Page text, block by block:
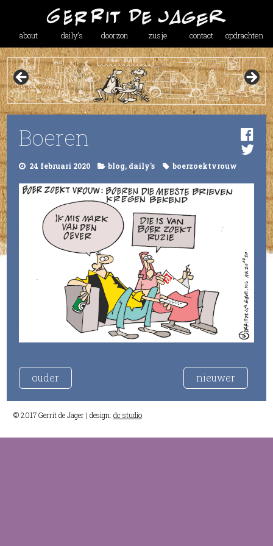
about daily’s doorzon zusje contact opdrachten
Boeren
24 februari 2020 blog, daily's boerzoektvrouw
ouder nieuwer
© 2017 Gerrit de Jager | design: dc studio